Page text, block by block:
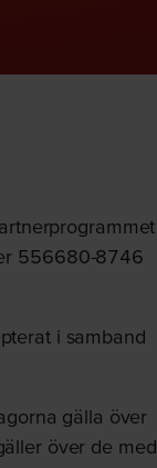
556680-8746
i samband
gälla över
över de med